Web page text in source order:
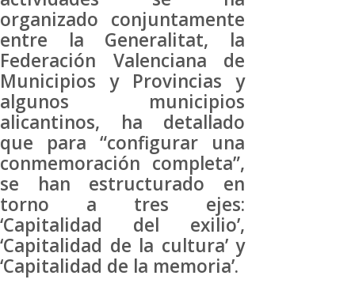
organizado conjuntamente
entre la Generalitat, la
Federación Valenciana de
Municipios y Provincias y
algunos municipios
alicantinos, ha detallado
que para “configurar una
conmemoración completa”,
se han estructurado en
torno a tres ejes:
‘Capitalidad del exilio’,
‘Capitalidad de la cultura’ y
‘Capitalidad de la memoria’.